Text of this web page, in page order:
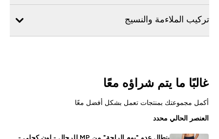
تركيب الملاءمة والنسيج
غالبًا ما يتم شراؤه معًا
أكمل مجموعتك بمنتجات تعمل بشكل أفضل معًا
العنصر الحالي محدد
بنطال عدو "يوم الراحة" من MP للرجال - لون كحلي -